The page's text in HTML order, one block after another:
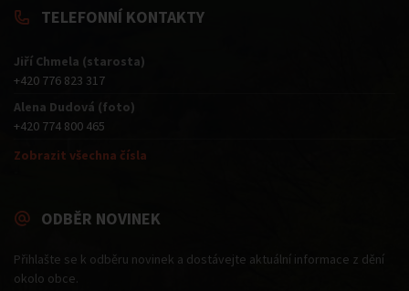
TELEFONNÍ KONTAKTY
Jiří Chmela (starosta)
+420 776 823 317
Alena Dudová (foto)
+420 774 800 465
Zobrazit všechna čísla
ODBĚR NOVINEK
Přihlašte se k odběru novinek a dostávejte aktuální informace z dění
okolo obce.